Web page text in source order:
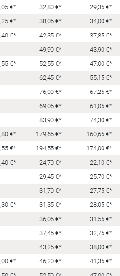
€* 32,80 €* 29,35 €*
€* 38,05 €* 34,00 €*
€* 42,35 €* 37,85 €*
49,90 €* 43,90 €*
€* 52,55 €* 47,00 €*
62,45 €* 55,15 €*
76,00 €* 67,25 €*
69,05 €* 61,05 €*
83,90 €* 74,30 €*
€* 179,65 €* 160,65 €*
€* 194,55 €* 174,00 €*
€* 24,70 €* 22,10 €*
29,45 €* 25,70 €*
31,70 €* 27,75 €*
€* 31,35 €* 28,05 €*
36,05 €* 31,55 €*
37,45 €* 32,75 €*
43,25 €* 38,00 €*
€* 46,20 €* 41,35 €*